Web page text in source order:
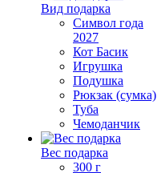
Вид подарка
Символ года
2027
Кот Басик
Игрушка
Подушка
Рюкзак (сумка)
Туба
Чемоданчик
Вес подарка
300 г